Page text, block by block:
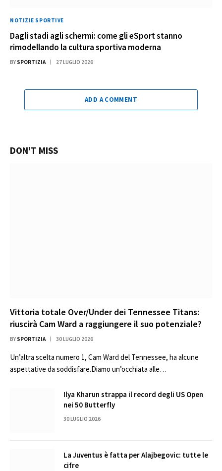
NOTIZIE SPORTIVE
Dagli stadi agli schermi: come gli eSport stanno
rimodellando la cultura sportiva moderna
BY SPORTIZIA 27 LUGLIO 2026
ADD A COMMENT
DON'T MISS
Vittoria totale Over/Under dei Tennessee Titans:
riuscirà Cam Ward a raggiungere il suo potenziale?
BY SPORTIZIA 30 LUGLIO 2026
Un’altra scelta numero 1, Cam Ward del Tennessee, ha alcune
aspettative da soddisfare.Diamo un’occhiata alle…
Ilya Kharun strappa il record degli US Open
nei 50 Butterfly
30 LUGLIO 2026
La Juventus è fatta per Alajbegovic: tutte le
cifre